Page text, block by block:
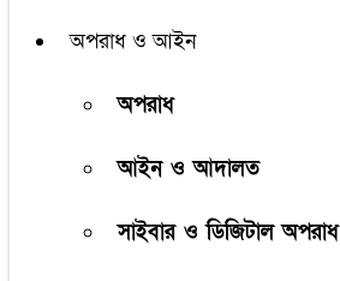
অপরাধ ও আইন
অপরাধ
আইন ও আদালত
সাইবার ও ডিজিটাল অপরাধ